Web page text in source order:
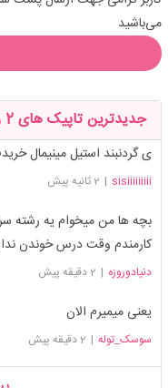
می‌باشید
جدیدترین تاپیک های 2 روز گذشته
ی گردنبند استیل مینیمال
sisiiiiiiiii
| 2 ثانیه پیش
بچه ها من میخوام یه رشته
کارمندم وقت درس خوندن
دنیادوروزه | 2 دقیقه پیش
یعنی میمیرم الان
سوسک_توله | 2 دقیقه پیش